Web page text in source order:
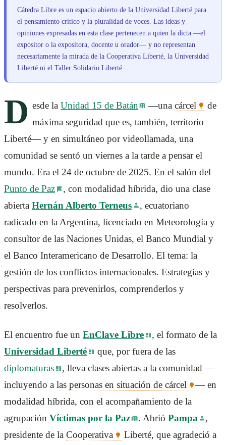
Cátedra Libre es un espacio abierto de la Universidad Liberté para
el pensamiento crítico y la pluralidad de voces. Las ideas y
opiniones expresadas en esta clase pertenecen a quien la dicta —el
expositor o la expositora, docente u orador— y no representan
necesariamente la mirada de la Cooperativa Liberté, la Universidad
Liberté ni el Taller Solidario Liberté.
D esde la Unidad 15 de Batán —unacárcel
de
máxima seguridad que es, también, territorio
Liberté— y en simultáneo por videollamada, una
comunidad se sentó un viernes a la tarde a pensar el
mundo. Era el 24 de octubre de 2025. En el salón del
Punto de Paz
, con modalidad híbrida, dio una clase
abierta Hernán Alberto Terneus
, ecuatoriano
radicado en la Argentina, licenciado en Meteorología y
consultor de las Naciones Unidas, el Banco Mundial y
el Banco Interamericano de Desarrollo. El tema: la
gestión de los conflictos internacionales. Estrategias y
perspectivas para prevenirlos, comprenderlos y
resolverlos.
El encuentro fue un EnClave Libre
, el formato de la
Universidad Liberté
que, por fuera de las
diplomaturas
, lleva clases abiertas a la comunidad —
incluyendo a las personas en situación de cárcel
— en
modalidad híbrida, con el acompañamiento de la
agrupación Víctimas por la Paz . Abrió Pampa
,
presidente de la Cooperativa
Liberté, que agradeció a